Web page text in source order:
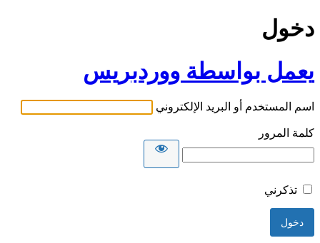
دخول
يعمل بواسطة ووردبريس
اسم المستخدم أو البريد الإلكتروني
كلمة المرور
تذكرني